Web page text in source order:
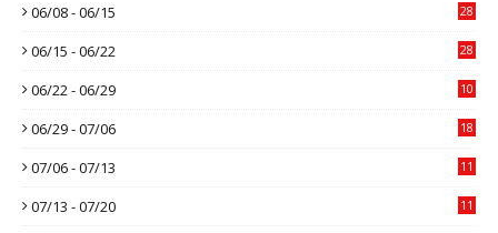
06/08 - 06/15 28
06/15 - 06/22 28
06/22 - 06/29 10
06/29 - 07/06 18
07/06 - 07/13 11
07/13 - 07/20 11